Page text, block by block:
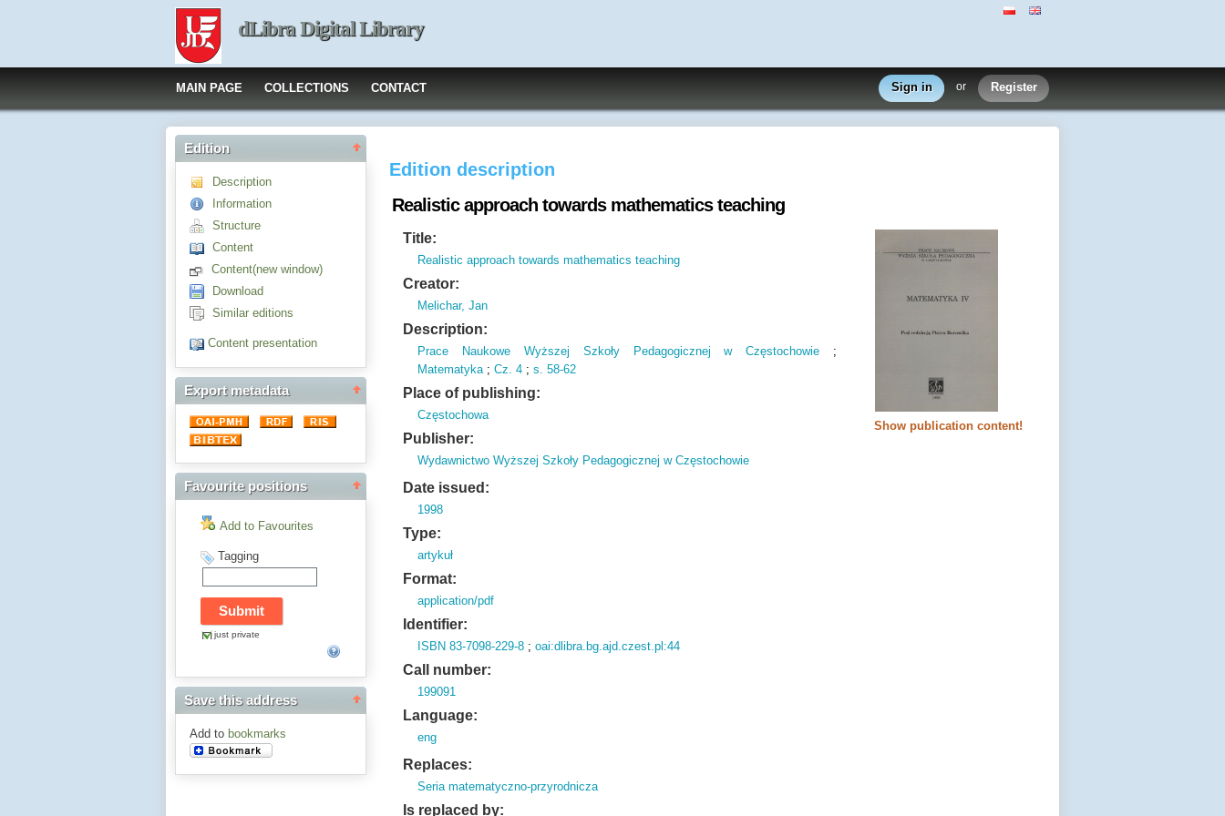
dLibra Digital Library
MAIN PAGE COLLECTIONS CONTACT Sign in or Register
Edition
Description
Information
Structure
Content
Content(new window)
Download
Similar editions
Content presentation
Export metadata
Favourite positions
Add to Favourites
Tagging
just private
Save this address
Add to bookmarks
Edition description
Realistic approach towards mathematics teaching
Show publication content!
Title:
Realistic approach towards mathematics teaching
Creator:
Melichar, Jan
Description:
Prace Naukowe Wyższej Szkoły Pedagogicznej w Częstochowie ;
Matematyka;Cz. 4 ;s. 58-62
Place of publishing:
Częstochowa
Publisher:
Wydawnictwo Wyższej Szkoły Pedagogicznej w Częstochowie
Date issued:
1998
Type:
artykuł
Format:
application/pdf
Identifier:
ISBN 83-7098-229-8 ;oai:dlibra.bg.ajd.czest.pl:44
Call number:
199091
Language:
eng
Replaces:
Seria matematyczno-przyrodnicza
Is replaced by: